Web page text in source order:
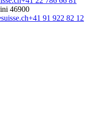
46900
+41 91 922 82 12